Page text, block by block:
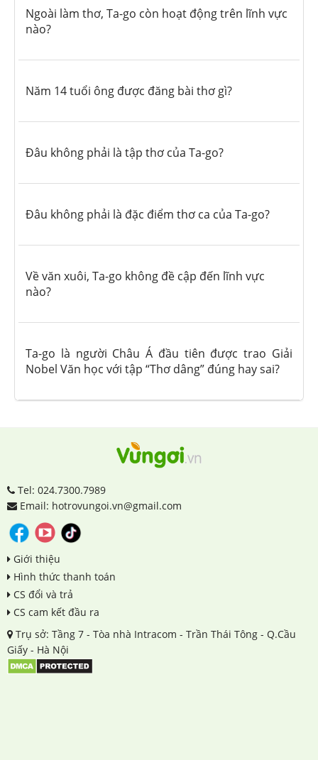
Ngoài làm thơ, Ta-go còn hoạt động trên lĩnh vực
nào?
Năm 14 tuổi ông được đăng bài thơ gì?
Đâu không phải là tập thơ của Ta-go?
Đâu không phải là đặc điểm thơ ca của Ta-go?
Về văn xuôi, Ta-go không đề cập đến lĩnh vực
nào?
Ta-go là người Châu Á đầu tiên được trao Giải
Nobel Văn học với tập “Thơ dâng” đúng hay sai?
Tel: 024.7300.7989
Email: hotrovungoi.vn@gmail.com
Giới thiệu
Hình thức thanh toán
CS đổi và trả
CS cam kết đầu ra
Trụ sở: Tầng 7 - Tòa nhà Intracom - Trần Thái Tông - Q.Cầu
Giấy - Hà Nội